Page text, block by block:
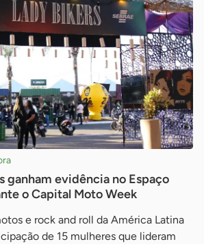
ganham evidência no Espaço
o Capital Moto Week
e rock and roll da América Latina
de 15 mulheres que lideram